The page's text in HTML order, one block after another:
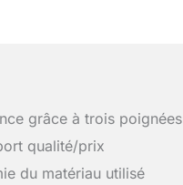
grâce à trois poignées
qualité/prix
du matériau utilisé